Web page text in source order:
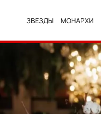
ЗВЕЗДЫ МОНАРХИ
Дзен